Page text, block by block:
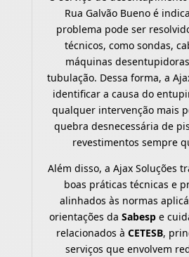
Rua Galvão Bueno é
problema pode ser
técnicos, como sondas,
máquinas
tubulação. Dessa forma, a
identificar a causa do
qualquer intervenção mais
quebra desnecessária de
revestimentos sempre
Além disso, a Ajax Soluções
boas práticas técnicas e
alinhados às normas
orientações da Sabespe
relacionados à CETESB,
serviços que envolvem